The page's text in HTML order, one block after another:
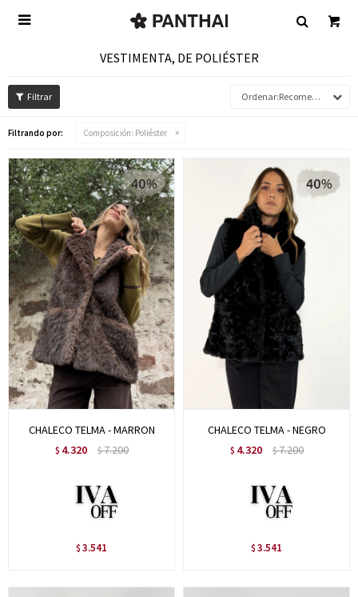

VESTIMENTA, DE POLIÉSTER
Recomendados
Filtrando por: Composición: Poliéster
CHALECO TELMA - MARRON
$ 4.320 $7.200
$ 3.541
CHALECO TELMA - NEGRO
$ 4.320 $7.200
$ 3.541